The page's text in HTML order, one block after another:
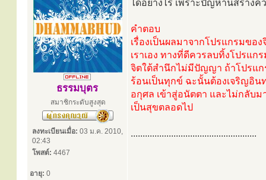
ธรรมบุตร
สมาชิกระดับสูงสุด
ลงทะเบียนเมื่อ: 03 ม.ค. 2010,
02:43
โพสต์: 4467
อายุ: 0
ได้อย่างไร เพราะปัญหานี้สร้าง
คำตอบ
เรื่องเป็นผลมาจากโปรแกรมของ
เราเอง ทางที่ดีควรลบทิ้งโปรแ
จิตใต้สำนึกไม่มีปัญญา ถ้าโปรแก
ร้อนเป็นทุกข์ ฉะนั้นต้องเจริญอิ
อกุศล เข้าสู่อนัตตา และไม่กลับม
เป็นสุขตลอดไป
.....................................................